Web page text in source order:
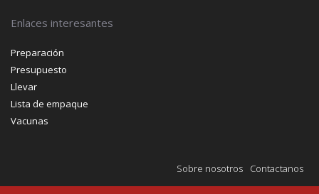
Enlaces interesantes
Preparación
Presupuesto
Llevar
Lista de empaque
Vacunas
Sobre nosotros Contactanos